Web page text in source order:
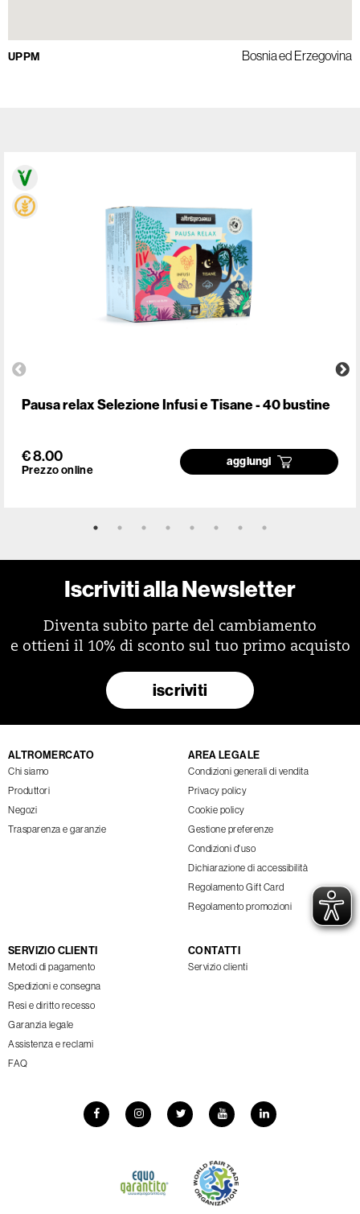
UPPM Bosnia ed Erzegovina
Pausa relax Selezione Infusi e Tisane - 40 bustine
€ 8.00
Prezzo online
aggiungi
Iscriviti alla Newsletter
Diventa subito parte del cambiamento
e ottieni il 10% di sconto sul tuo primo acquisto
iscriviti
ALTROMERCATO
Chi siamo
Produttori
Negozi
Trasparenza e garanzie
AREA LEGALE
Condizioni generali di vendita
Privacy policy
Cookie policy
Gestione preferenze
Condizioni d'uso
Dichiarazione di accessibilità
Regolamento Gift Card
Regolamento promozioni
SERVIZIO CLIENTI
Metodi di pagamento
Spedizioni e consegna
Resi e diritto recesso
Garanzia legale
Assistenza e reclami
FAQ
CONTATTI
Servizio clienti